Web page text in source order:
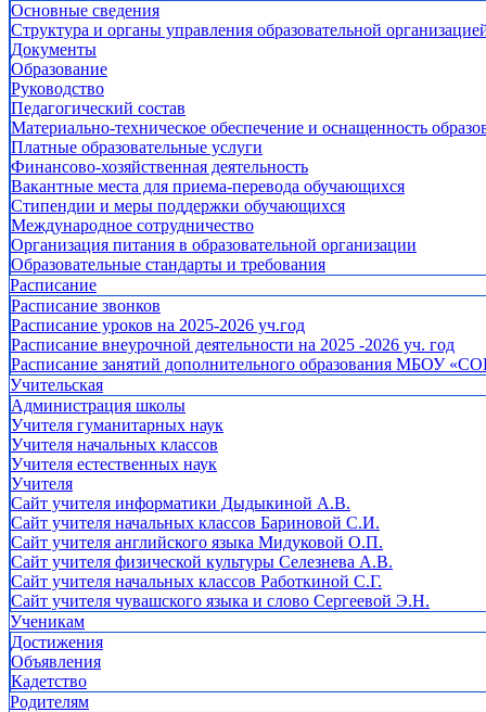
Основные сведения
Структура и органы управления образовательной
Документы
Образование
Руководство
Педагогический состав
Материально-техническое обеспечение и оснащенность
Платные образовательные услуги
Финансово-хозяйственная деятельность
Вакантные места для приема-перевода обучающихся
Стипендии и меры поддержки обучающихся
Международное сотрудничество
Организация питания в образовательной организации
Образовательные стандарты и требования
Расписание
Расписание звонков
Расписание уроков на 2025-2026 уч.год
Расписание внеурочной деятельности на 2025 -2026 уч. год
Расписание занятий дополнительного образования МБОУ
Учительская
Администрация школы
Учителя гуманитарных наук
Учителя начальных классов
Учителя естественных наук
Учителя
Cайт учителя информатики Дыдыкиной А.В.
Сайт учителя начальных классов Бариновой С.И.
Сайт учителя английского языка Мидуковой О.П.
Сайт учителя физической культуры Селезнева А.В.
Сайт учителя начальных классов Работкиной С.Г.
Сайт учителя чувашского языка и слово Сергеевой Э.Н.
Ученикам
Достижения
Объявления
Кадетство
Родителям